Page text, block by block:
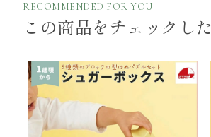
RECOMMENDED FOR YOU
この商品をチェックした